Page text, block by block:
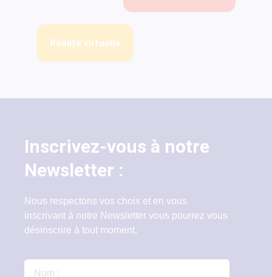
Réalité virtuelle
Inscrivez-vous à notre
Newsletter :
Nous respectons vos choix et en vous
inscrivant à notre Newsletter vous pourrez vous
désinscrire à tout moment.